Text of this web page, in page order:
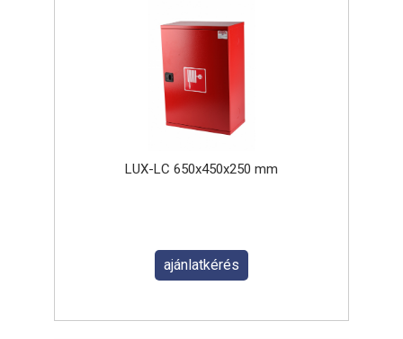
LUX-LC 650x450x250 mm
ajánlatkérés